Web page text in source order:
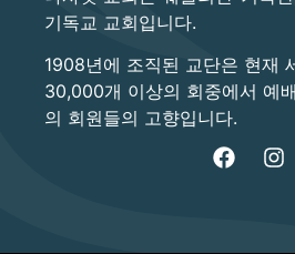
기독교 교회입니다.
1908년에 조직된 교단은 현재
30,000개 이상의 회중에서 예
의 회원들의 고향입니다.